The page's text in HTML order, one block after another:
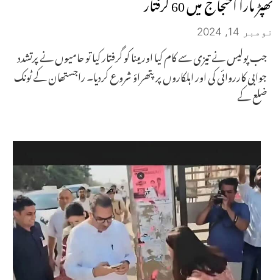
نومبر 14, 2024
جب پولیس نے تیزی سے کام کیا اور مینا کو گرفتار کیا تو حامیوں نے پرتشدد
جوابی کارروائی کی اور اہلکاروں پر پتھراؤ شروع کردیا۔ راجستھان کے ٹونک
ضلع کے